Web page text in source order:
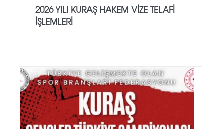
2026 YILI KURAŞ HAKEM VİZE TELAFİ
İŞLEMLERİ